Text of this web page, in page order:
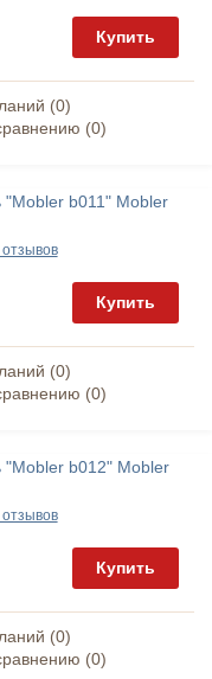
Купить
(0)
(0)
"Mobler b011" Mobler
Купить
(0)
(0)
"Mobler b012" Mobler
Купить
(0)
(0)